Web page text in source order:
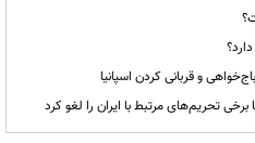
و قربانی کردن اسپانیا
تحریم‌های مرتبط با ایران را لغو کرد